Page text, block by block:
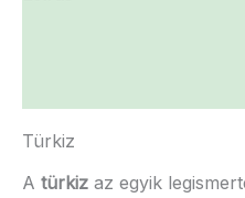
Türkiz
A türkiz az egyik